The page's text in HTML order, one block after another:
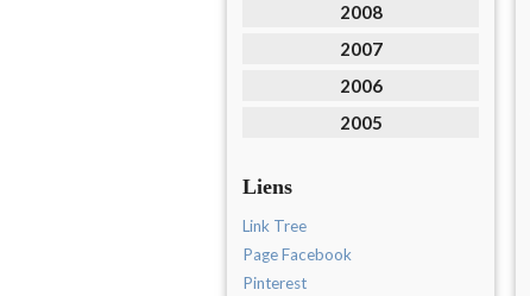
2008
2007
2006
2005
Liens
Link Tree
Page Facebook
Pinterest